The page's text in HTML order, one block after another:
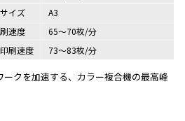
イズ
A3
速度
65～70枚/分
刷速度
73～83枚/分
ークを加速する、カラー複合機の最高峰